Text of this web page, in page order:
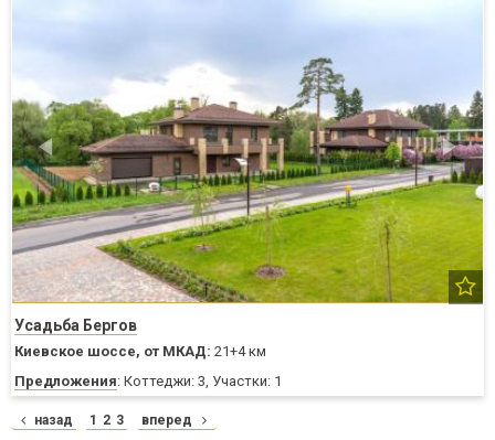
Усадьба Бергов
Киевское шоссе, от МКАД: 21+4 км
Предложения: Коттеджи: 3, Участки: 1
назад 1 2 3 вперед